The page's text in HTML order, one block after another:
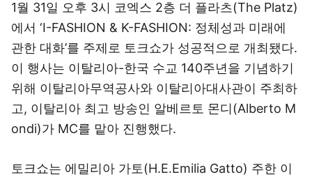
1월 31일 오후 3시 코엑스 2층 더 플라츠(The Platz)
에서 ‘I-FASHION & K-FASHION: 정체성과 미래에
관한 대화’를 주제로 토크쇼가 성공적으로 개최됐다.
이 행사는 이탈리아-한국 수교 140주년을 기념하기
위해 이탈리아무역공사와 이탈리아대사관이 주최하
고, 이탈리아 최고 방송인 알베르토 몬디(Alberto M
ondi)가 MC를 맡아 진행했다.
토크쇼는 에밀리아 가토(H.E.Emilia Gatto) 주한 이